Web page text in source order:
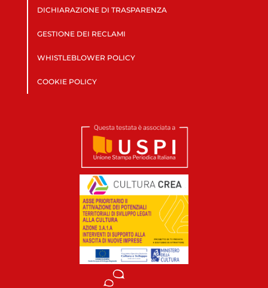
DICHIARAZIONE DI TRASPARENZA
GESTIONE DEI RECLAMI
WHISTLEBLOWER POLICY
COOKIE POLICY